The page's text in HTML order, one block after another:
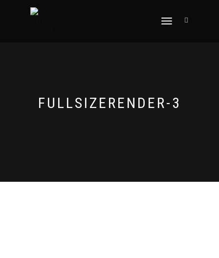
VKLOPI/IZKLOPI
FULLSIZERENDER-3